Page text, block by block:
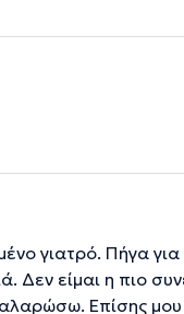
γιατρό. Πήγα
Δεν είμαι η πιο
Επίσης